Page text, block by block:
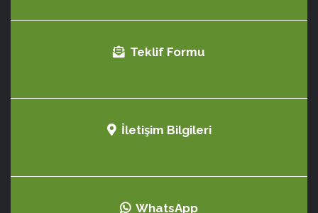
Teklif Formu
İletişim Bilgileri
WhatsApp